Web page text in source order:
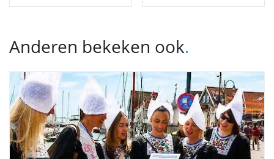
Anderen bekeken ook.